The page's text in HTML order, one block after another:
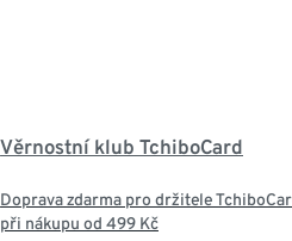
Věrnostní klub TchiboCard
Doprava zdarma pro držitele
při nákupu od 499 Kč